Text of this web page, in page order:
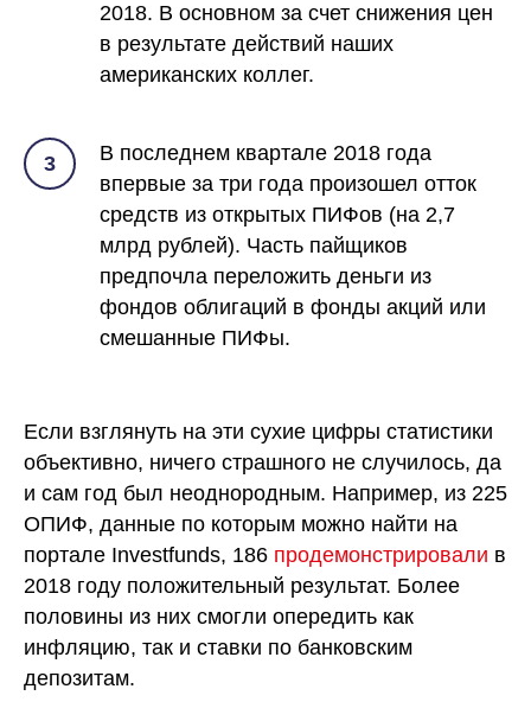
2018. В основном за счет снижения цен
в результате действий наших
американских коллег.
3
В последнем квартале 2018 года
впервые за три года произошел отток
средств из открытых ПИФов (на 2,7
млрд рублей). Часть пайщиков
предпочла переложить деньги из
фондов облигаций в фонды акций или
смешанные ПИФы.
Если взглянуть на эти сухие цифры статистики
объективно, ничего страшного не случилось, да
и сам год был неоднородным. Например, из 225
ОПИФ, данные по которым можно найти на
портале Investfunds, 186 продемонстрировали в
2018 году положительный результат. Более
половины из них смогли опередить как
инфляцию, так и ставки по банковским
депозитам.